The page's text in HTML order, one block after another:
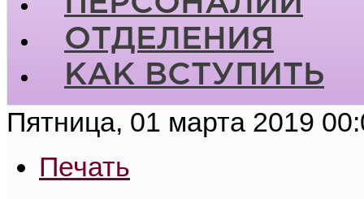
ОТДЕЛЕНИЯ
КАК ВСТУПИТЬ
Пятница, 01 марта 2019
Печать